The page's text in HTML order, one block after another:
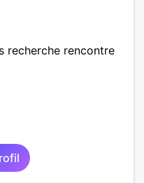
recherche rencontre